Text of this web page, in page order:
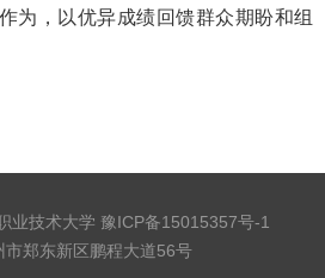
为，以优异成绩回馈群众期盼和组
业技术大学 豫ICP备15015357号-1
市郑东新区鹏程大道56号